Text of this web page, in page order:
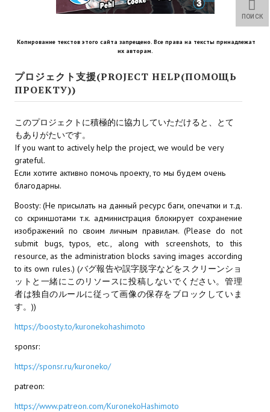
Star Trek Voyager Elite Force Remaster Fan Edition
Aliens versus Predator 1 Remaster Fan Edition
Корсары 3 Сундук мертвеца Remaster Fan Edition
Sea Dogs - City of Abandoned Ships Remaster Fan Edition
Sea Dogs Remaster Fan Edition
НОВОСТИ ПОРТАЛА
Новости
Новости Архив
МОДЫ ДЛЯ ИГР
Mass Effect 3
Моды
Копирование текстов этого сайта запрещено. Все права на тексты принадлежат
их авторам.
プロジェクト支援(PROJECT HELP(ПОМОЩЬ
ПРОЕКТУ))
このプロジェクトに積極的に協力していただけると、とて
もありがたいです。
If you want to actively help the project, we would be very
grateful.
Если хотите активно помочь проекту, то мы будем очень
благодарны.
Boosty: (Не присылать на данный ресурс баги, опечатки и т.д.
со скриншотами т.к. администрация блокирует сохранение
изображений по своим личным правилам. (Please do not
submit bugs, typos, etc., along with screenshots, to this
resource, as the administration blocks saving images according
to its own rules.) (バグ報告や誤字脱字などをスクリーンショ
ットと一緒にこのリソースに投稿しないでください。管理
者は独自のルールに従って画像の保存をブロックしていま
す。))
https://boosty.to/kuronekohashimoto
sponsr:
https://sponsr.ru/kuroneko/
patreon:
https://www.patreon.com/KuronekoHashimoto
ПОИСК